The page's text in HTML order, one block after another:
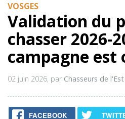
VOSGES
Validation du
chasser 2026-
campagne est
02 juin 2026, par Chasseurs de l'Est
FACEBOOK